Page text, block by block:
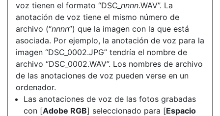
voz tienen el formato “DSC_ nnnn.WAV”. La
anotación de voz tiene el mismo número de
archivo (“nnnn”) que la imagen con la que está
asociada. Por ejemplo, la anotación de voz para la
imagen “DSC_0002.JPG” tendría el nombre de
archivo “DSC_0002.WAV”. Los nombres de archivo
de las anotaciones de voz pueden verse en un
ordenador.
Las anotaciones de voz de las fotos grabadas
con [Adobe RGB] seleccionado para [Espacio